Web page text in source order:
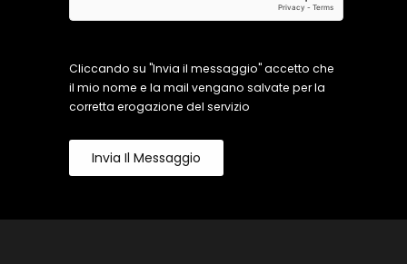
Cliccando su "Invia il messaggio" accetto che
il mio nome e la mail vengano salvate per la
corretta erogazione del servizio
Invia Il Messaggio